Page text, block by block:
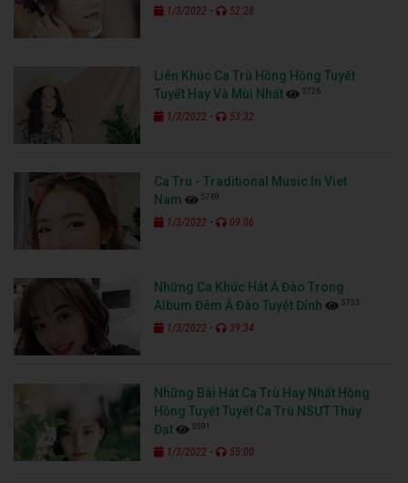
1/3/2022 - 52:28
Liên Khúc Ca Trù Hồng Hồng Tuyết
Tuyết Hay Và Mùi Nhất
5726
1/3/2022 - 53:32
Ca Tru - Traditional Music In Viet
Nam
5769
1/3/2022 - 09:06
Những Ca Khúc Hát Ả Đào Trong
Album Đêm Ả Đào Tuyệt Đỉnh
5733
1/3/2022 - 39:34
Những Bài Hát Ca Trù Hay Nhất Hồng
Hồng Tuyết Tuyết Ca Trù NSƯT Thúy
Đạt
5591
1/3/2022 - 55:00